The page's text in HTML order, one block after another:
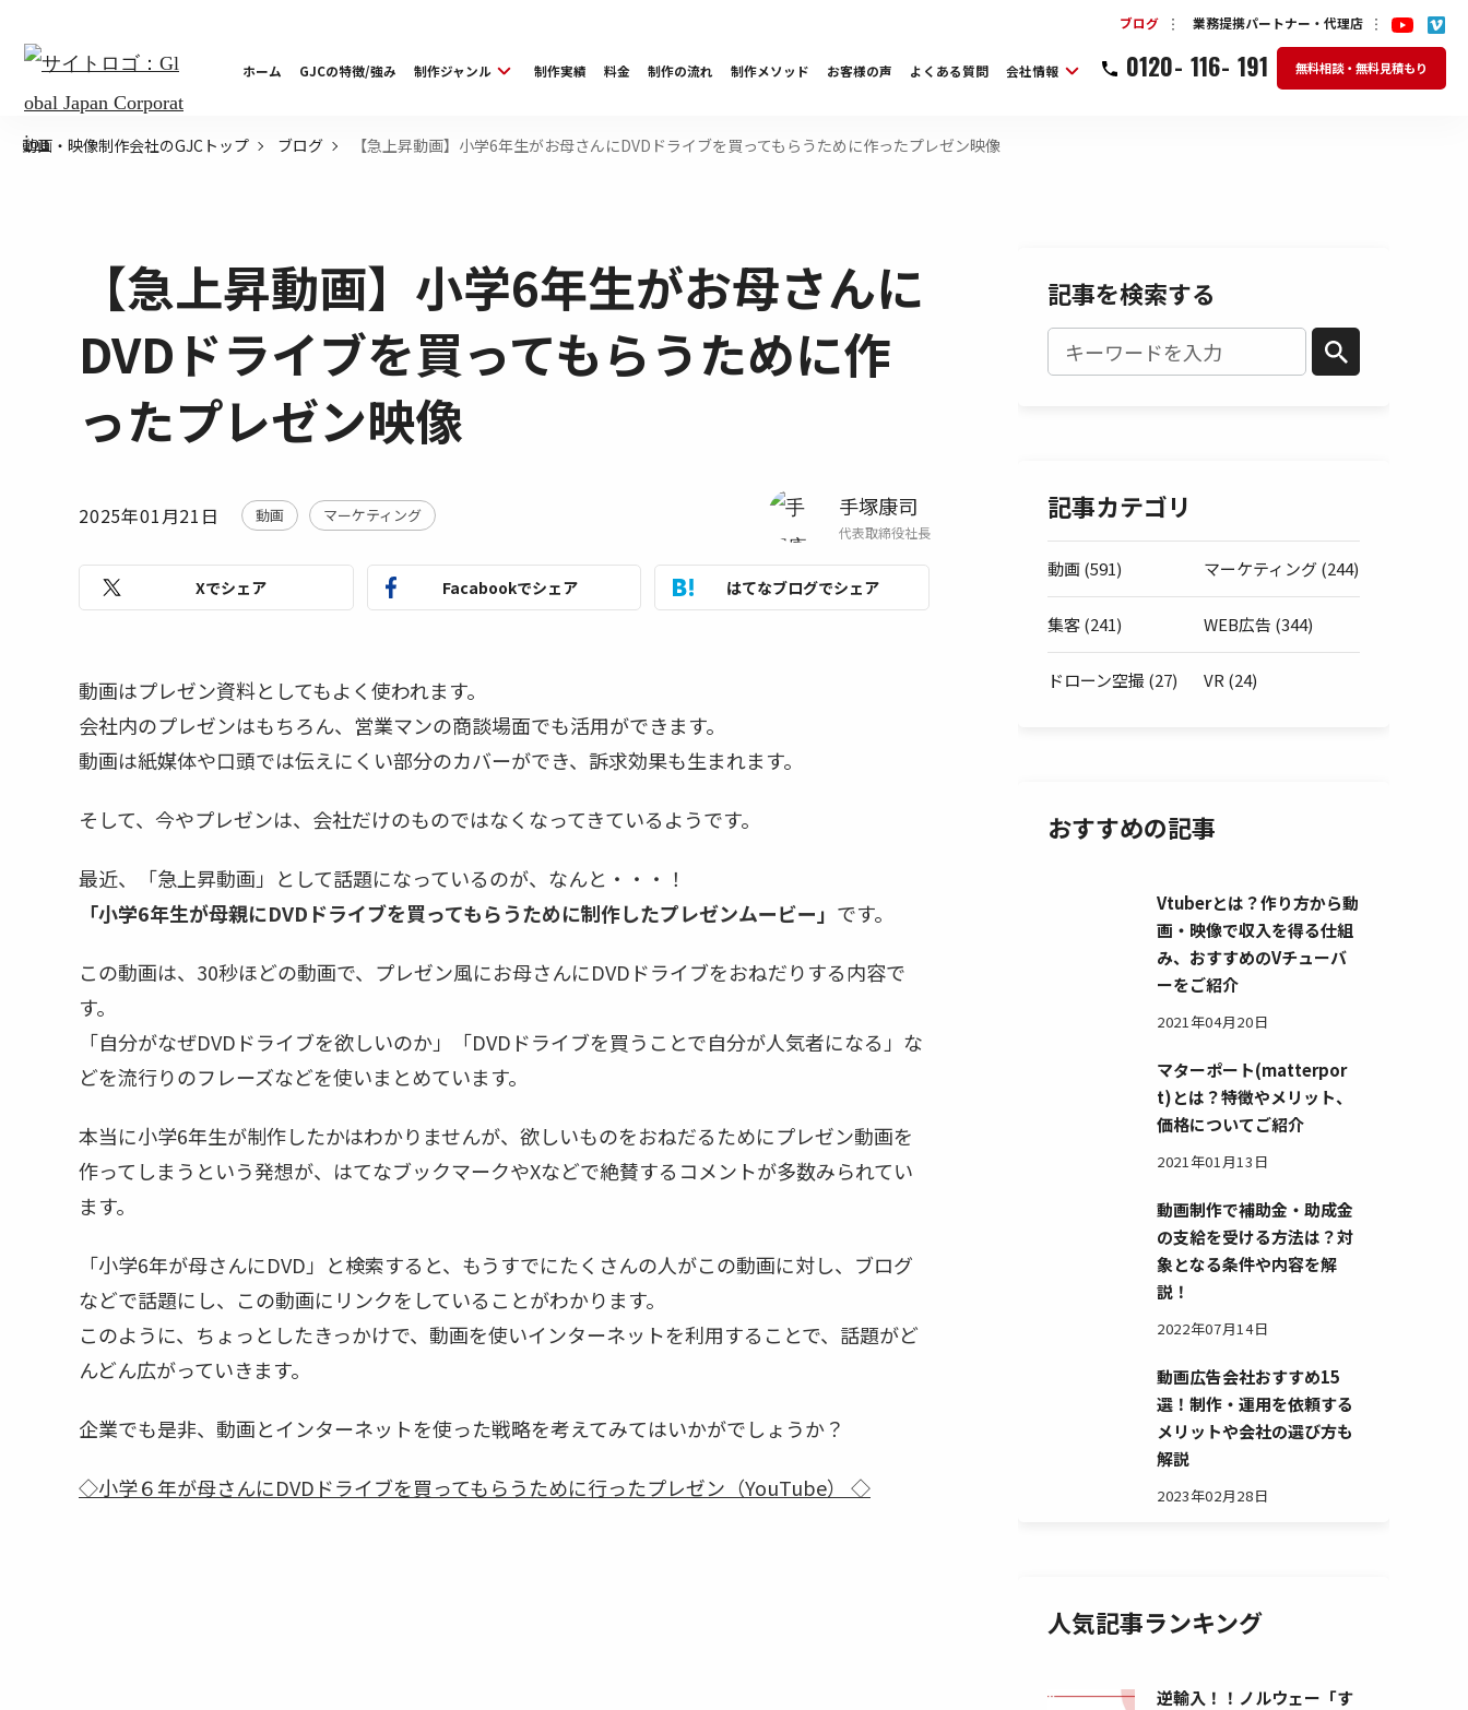
ホーム GJCの特徴/強み 制作ジャンル 制作実績 料金 制作の流れ 制作メソッド お客様の声 よくある質問 会社情報
ブログ 業務提携パートナー・代理店
0120- 116- 191 無料相談・無料見積もり
動画・映像制作会社のGJCトップ ブログ 【急上昇動画】小学6年生がお母さんにDVDドライブを買ってもらうために作ったプレゼン映像
【急上昇動画】小学6年生がお母さんに
DVDドライブを買ってもらうために作
ったプレゼン映像
2025年01月21日 動画 マーケティング 手塚康司
代表取締役社長
Xでシェア Facabookでシェア はてなブログでシェア
動画はプレゼン資料としてもよく使われます。
会社内のプレゼンはもちろん、営業マンの商談場面でも活用ができます。
動画は紙媒体や口頭では伝えにくい部分のカバーができ、訴求効果も生まれます。
そして、今やプレゼンは、会社だけのものではなくなってきているようです。
最近、「急上昇動画」として話題になっているのが、なんと・・・！
「小学6年生が母親にDVDドライブを買ってもらうために制作したプレゼンムービー」 です。
この動画は、30秒ほどの動画で、プレゼン風にお母さんにDVDドライブをおねだりする内容で
す。
「自分がなぜDVDドライブを欲しいのか」「DVDドライブを買うことで自分が人気者になる」な
どを流行りのフレーズなどを使いまとめています。
本当に小学6年生が制作したかはわかりませんが、欲しいものをおねだるためにプレゼン動画を
作ってしまうという発想が、はてなブックマークやXなどで絶賛するコメントが多数みられてい
ます。
「小学6年が母さんにDVD」と検索すると、もうすでにたくさんの人がこの動画に対し、ブログ
などで話題にし、この動画にリンクをしていることがわかります。
このように、ちょっとしたきっかけで、動画を使いインターネットを利用することで、話題がど
んどん広がっていきます。
企業でも是非、動画とインターネットを使った戦略を考えてみてはいかがでしょうか？
◇小学６年が母さんにDVDドライブを買ってもらうために行ったプレゼン（YouTube） ◇
記事を検索する
記事カテゴリ
動画 (591) マーケティング (244)
集客 (241) WEB広告 (344)
ドローン空撮 (27) VR (24)
おすすめの記事
Vtuberとは？作り方から動
画・映像で収入を得る仕組
み、おすすめのVチューバ
ーをご紹介
2021年04月20日
マターポート(matterpor
t)とは？特徴やメリット、
価格についてご紹介
2021年01月13日
動画制作で補助金・助成金
の支給を受ける方法は？対
象となる条件や内容を解
説！
2022年07月14日
動画広告会社おすすめ15
選！制作・運用を依頼する
メリットや会社の選び方も
解説
2023年02月28日
人気記事ランキング
逆輸入！！ノルウェー「す